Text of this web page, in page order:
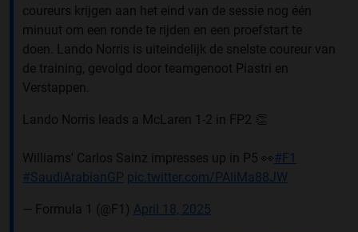
coureurs krijgen aan het eind van de sessie nog één
minuut om een ronde te rijden en een proefstart te
doen. Lando Norris is uiteindelijk de snelste coureur van
de training, gevolgd door teamgenoot Piastri en
Verstappen.
Lando Norris leads a McLaren 1-2 in FP2 👏
Williams' Carlos Sainz impresses up in P5 👀#F1
#SaudiArabianGP pic.twitter.com/PAliMa88JW
— Formula 1 (@F1) April 18, 2025